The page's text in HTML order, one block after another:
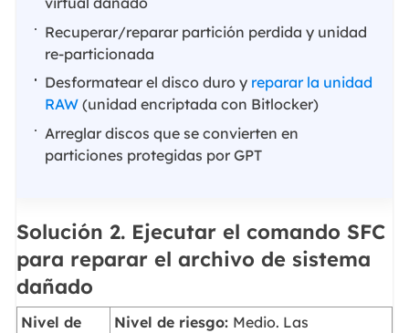
Recuperar/reparar partición perdida y unidad
re-particionada
Desformatear el disco duro y reparar la unidad
RAW (unidad encriptada con Bitlocker)
Arreglar discos que se convierten en
particiones protegidas por GPT
Solución 2. Ejecutar el comando SFC
para reparar el archivo de sistema
dañado
Nivel de
Nivel de riesgo: Medio. Las